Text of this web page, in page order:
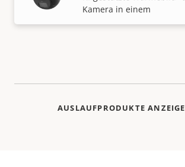
Kamera in einem
AUSLAUFPRODUKTE